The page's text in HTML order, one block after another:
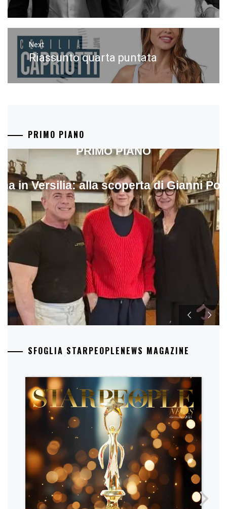
Next
Next
post:
Riassunto quarta puntata
PRIMO PIANO
in Versilia: alla scoperta di Gianni
PRIMO PIANO
SFOGLIA STARPEOPLENEWS MAGAZINE